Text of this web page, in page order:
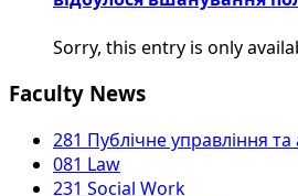
Sorry, this entry is only
Faculty News
281 Публічне управління та
081 Law
231 Social Work